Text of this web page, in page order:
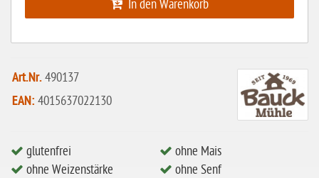
ohne Milch
ohne Reis
In den Warenkorb
Art.Nr.490137
EAN: 4015637022130
glutenfrei
ohne Weizenstärke
ohne Mais
ohne Senf